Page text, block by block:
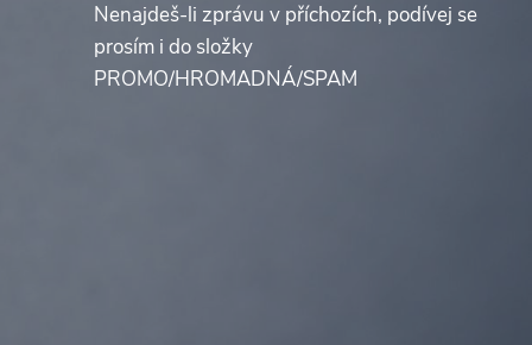
Nenajdeš-li zprávu v příchozích, podívej se
prosím i do složky
PROMO/HROMADNÁ/SPAM